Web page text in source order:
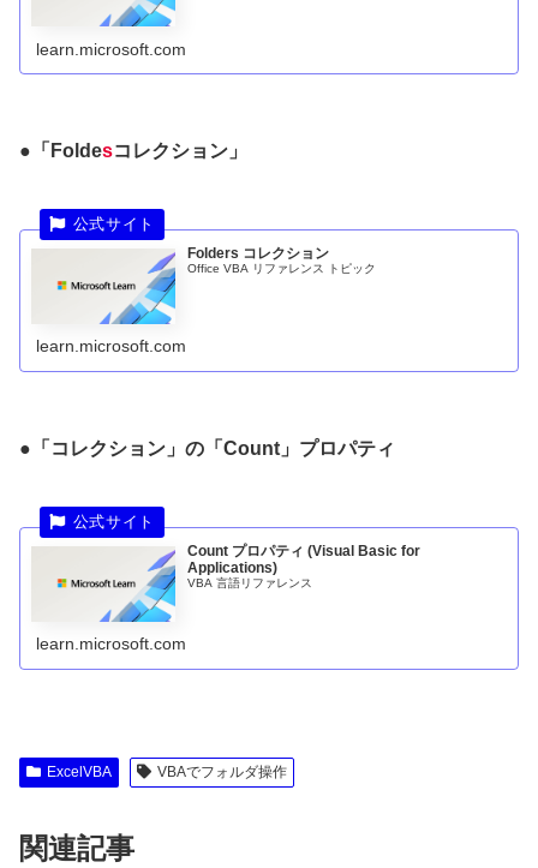
learn.microsoft.com
●「 Foldesコレクション」
Folders コレクション
Office VBA リファレンス トピック
learn.microsoft.com
●「コレクション」の「Count」プロパティ
Count プロパティ (Visual Basic for
Applications)
VBA 言語リファレンス
learn.microsoft.com
ExcelVBA VBAでフォルダ操作
関連記事